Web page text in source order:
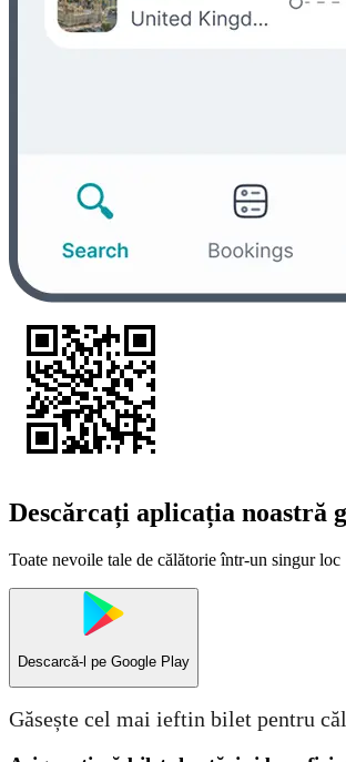
Descărcați aplicația noastră
Toate nevoile tale de călătorie într-un singur loc
Descarcă-l pe Google Play
Găsește cel mai ieftin bilet pentru